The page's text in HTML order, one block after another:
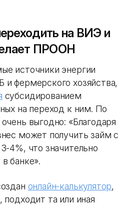
на ВИЭ и
ПРООН
источники энергии
фермерского хозяйства,
субсидированием
на переход к ним. По
выгодно: «Благодаря
может получить займ с
4%, что значительно
банке».
онлайн-калькулятор,
та или иная